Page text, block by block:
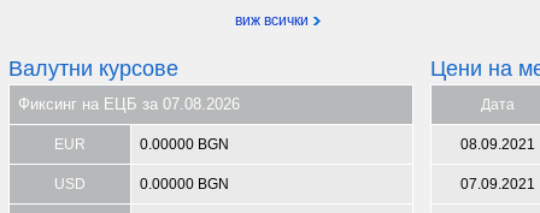
виж всички
Валутни курсове
Фиксинг на ЕЦБ за 07.08.2026
EUR 0.00000 BGN
USD 0.00000 BGN
Цени на
Дата
08.09.2021
07.09.2021